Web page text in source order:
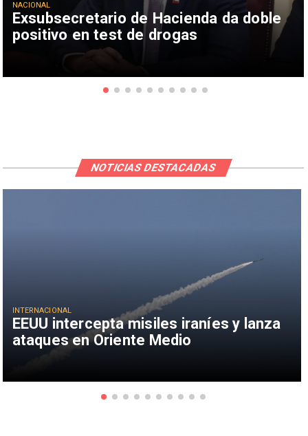
Exsubsecretario de Hacienda da doble
positivo en test de drogas
NACIONAL
EEUU intercepta misiles iraníes y lanza
ataques en Oriente Medio
INTERNACIONAL
NOTICIAS DESTACADAS